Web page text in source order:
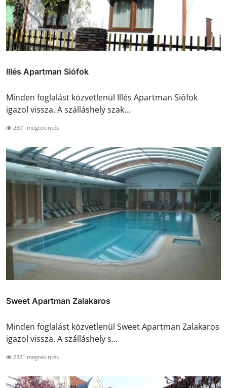
Illés Apartman Siófok
Minden foglalást közvetlenül Illés Apartman Siófok
igazol vissza. A szálláshely szak...
2301 megtekintés
Sweet Apartman Zalakaros
Minden foglalást közvetlenül Sweet Apartman Zalakaros
igazol vissza. A szálláshely s...
2321 megtekintés